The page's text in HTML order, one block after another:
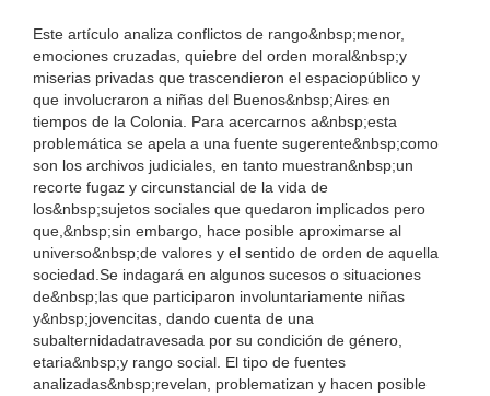
Este artículo analiza conflictos de rango&nbsp;menor,
emociones cruzadas, quiebre del orden moral&nbsp;y
miserias privadas que trascendieron el espaciopúblico y
que involucraron a niñas del Buenos&nbsp;Aires en
tiempos de la Colonia. Para acercarnos a&nbsp;esta
problemática se apela a una fuente sugerente&nbsp;como
son los archivos judiciales, en tanto muestran&nbsp;un
recorte fugaz y circunstancial de la vida de
los&nbsp;sujetos sociales que quedaron implicados pero
que,&nbsp;sin embargo, hace posible aproximarse al
universo&nbsp;de valores y el sentido de orden de aquella
sociedad.Se indagará en algunos sucesos o situaciones
de&nbsp;las que participaron involuntariamente niñas
y&nbsp;jovencitas, dando cuenta de una
subalternidadatravesada por su condición de género,
etaria&nbsp;y rango social. El tipo de fuentes
analizadas&nbsp;revelan, problematizan y hacen posible